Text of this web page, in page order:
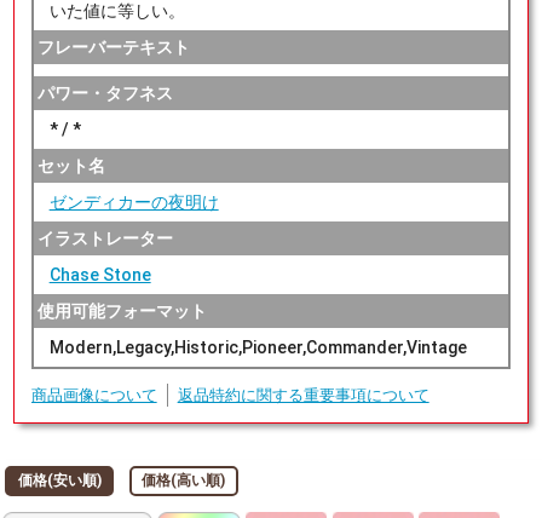
いた値に等しい。
フレーバーテキスト
パワー・タフネス
* / *
セット名
ゼンディカーの夜明け
イラストレーター
Chase Stone
使用可能フォーマット
Modern,Legacy,Historic,Pioneer,Commander,Vintage
商品画像について 返品特約に関する重要事項について
価格(安い順) 価格(高い順)